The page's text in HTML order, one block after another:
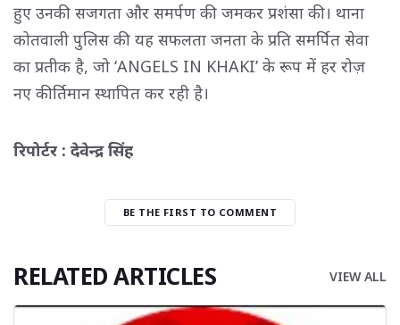
हुए उनकी सजगता और समर्पण की जमकर प्रशंसा की। थाना
कोतवाली पुलिस की यह सफलता जनता के प्रति समर्पित सेवा
का प्रतीक है, जो ‘ANGELS IN KHAKI’ के रूप में हर रोज़
नए कीर्तिमान स्थापित कर रही है।
रिपोर्टर : देवेन्द्र सिंह
BE THE FIRST TO COMMENT
RELATED ARTICLES VIEW ALL